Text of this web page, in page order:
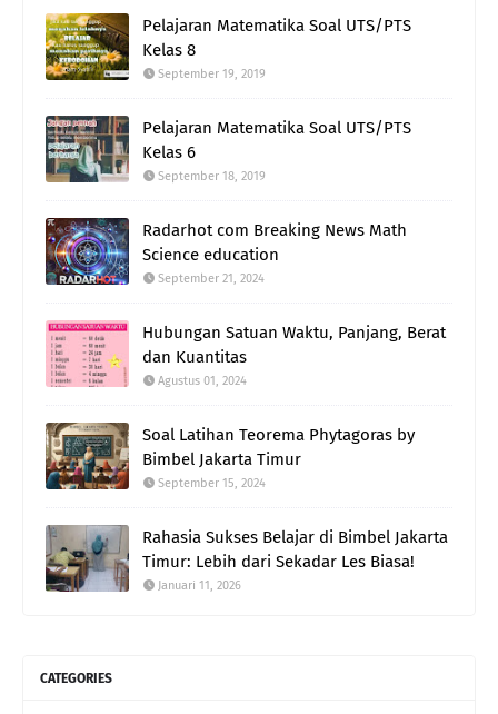
Pelajaran Matematika Soal UTS/PTS
Kelas 8
September 19, 2019
Pelajaran Matematika Soal UTS/PTS
Kelas 6
September 18, 2019
Radarhot com Breaking News Math
Science education
September 21, 2024
Hubungan Satuan Waktu, Panjang, Berat
dan Kuantitas
Agustus 01, 2024
Soal Latihan Teorema Phytagoras by
Bimbel Jakarta Timur
September 15, 2024
Rahasia Sukses Belajar di Bimbel Jakarta
Timur: Lebih dari Sekadar Les Biasa!
Januari 11, 2026
CATEGORIES